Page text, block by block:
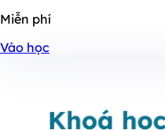
Miễn phí
Vào học